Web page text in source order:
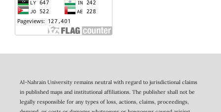
Al-Nahrain University remains neutral with regard to jurisdictional claims
in published maps and institutional affiliations. The publisher shall not be
legally responsible for any types of loss, actions, claims, proceedings,